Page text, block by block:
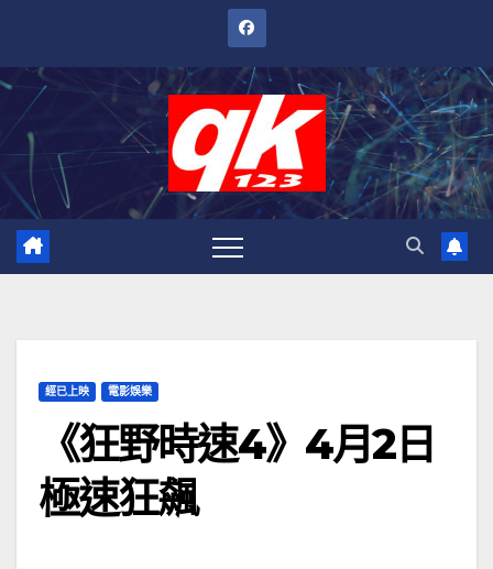
內
經已上映 電影娛樂
《狂野時速4》4月2日
極速狂飆